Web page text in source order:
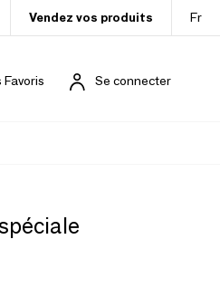
Vendez vos produits Fr
Favoris Se connecter